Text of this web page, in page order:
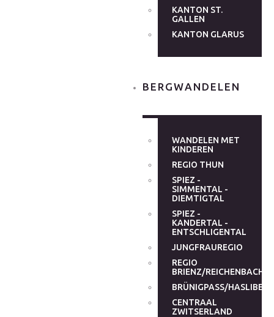
KANTON ST.
GALLEN
KANTON GLARUS
BERGWANDELEN
WANDELEN MET
KINDEREN
REGIO THUN
SPIEZ -
SIMMENTAL -
DIEMTIGTAL
SPIEZ -
KANDERTAL -
ENTSCHLIGENTAL
JUNGFRAUREGIO
REGIO
BRIENZ/
BRÜNIGPASS/HASLIBERG
CENTRAAL
ZWITSERLAND